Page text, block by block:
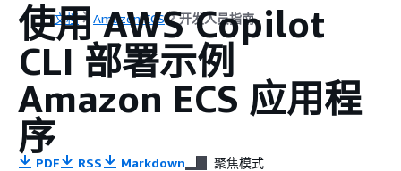
文档 Amazon ECS 开发人员指南
使用 AWS Copilot
CLI 部署示例
Amazon ECS 应用程
序
PDF RSS Markdown 聚焦模式